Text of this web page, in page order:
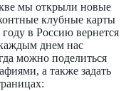
мы открыли новые
клубные карты
в Россию вернется
днем нас
можно поделиться
а также задать